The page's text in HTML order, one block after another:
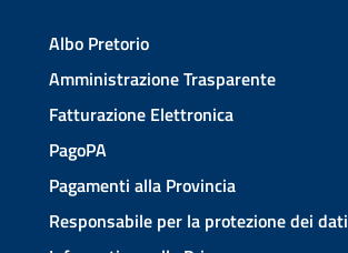
Albo Pretorio
Amministrazione Trasparente
Fatturazione Elettronica
PagoPA
Pagamenti alla Provincia
Responsabile per la protezione dei dati